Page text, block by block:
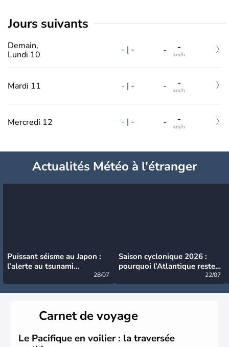
jours suivants
Demain,
Lundi 10
- | - - -
km/h
Mardi 11 - | - - -
km/h
Mercredi 12 - | - - -
km/h
Actualités Météo à l'étranger
Puissant séisme au Japon :
l’alerte au tsunami
28/07
Saison cyclonique 2026 :
pourquoi l’Atlantique reste
22/07
Carnet de voyage
Le Pacifique en voilier : la traversée